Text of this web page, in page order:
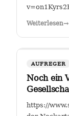
Weiterlesen→
AUFREGER
Noch ein
https://